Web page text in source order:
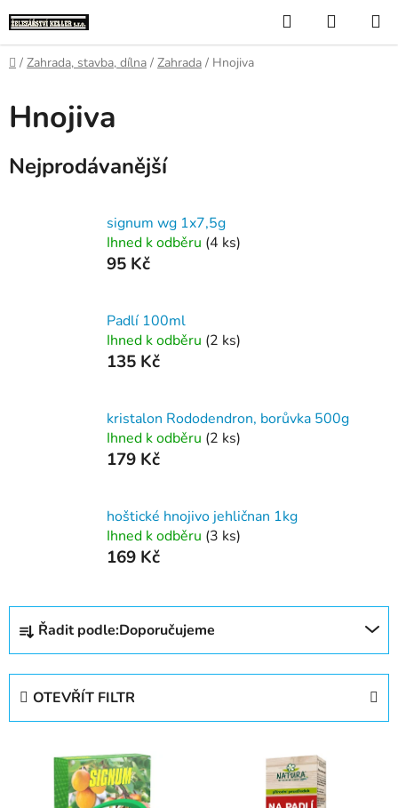
na
obsah
Hledat
KOŠÍK
Domů
/ Zahrada, stavba, dílna / Zahrada / Hnojiva
Hnojiva
Nejprodávanější
signum wg 1x7,5g
Ihned k odběru (4 ks)
95 Kč
Padlí 100ml
Ihned k odběru (2 ks)
135 Kč
kristalon Rododendron, borůvka 500g
Ihned k odběru (2 ks)
179 Kč
hoštické hnojivo jehličnan 1kg
Ihned k odběru (3 ks)
169 Kč
Ř
z
Řadit podle:Doporučujeme
OTEVŘÍT FILTR